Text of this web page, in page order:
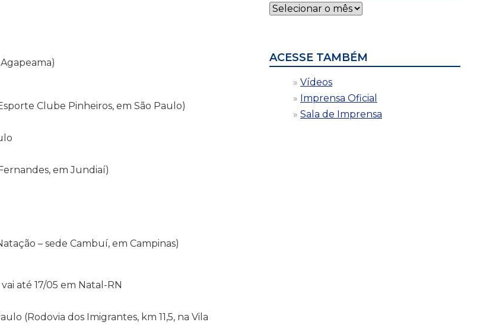
Clube Pinheiros, em São Paulo)
em Jundiaí)
– sede Cambuí, em Campinas)
até 17/05 em Natal-RN
(Rodovia dos Imigrantes, km 11,5, na Vila
Notícias
por
ACESSE TAMBÉM
Vídeos
Imprensa Oficial
Sala de Imprensa